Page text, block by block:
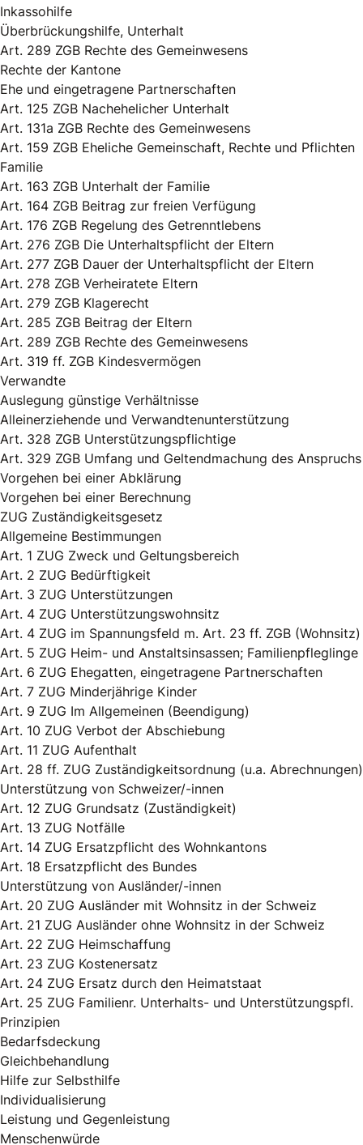
Inkassohilfe
Überbrückungshilfe, Unterhalt
Art. 289 ZGB Rechte des Gemeinwesens
Rechte der Kantone
Ehe und eingetragene Partnerschaften
Art. 125 ZGB Nachehelicher Unterhalt
Art. 131a ZGB Rechte des Gemeinwesens
Art. 159 ZGB Eheliche Gemeinschaft, Rechte und Pflichten
Familie
Art. 163 ZGB Unterhalt der Familie
Art. 164 ZGB Beitrag zur freien Verfügung
Art. 176 ZGB Regelung des Getrenntlebens
Art. 276 ZGB Die Unterhaltspflicht der Eltern
Art. 277 ZGB Dauer der Unterhaltspflicht der Eltern
Art. 278 ZGB Verheiratete Eltern
Art. 279 ZGB Klagerecht
Art. 285 ZGB Beitrag der Eltern
Art. 289 ZGB Rechte des Gemeinwesens
Art. 319 ff. ZGB Kindesvermögen
Verwandte
Auslegung günstige Verhältnisse
Alleinerziehende und Verwandtenunterstützung
Art. 328 ZGB Unterstützungspflichtige
Art. 329 ZGB Umfang und Geltendmachung des Anspruchs
Vorgehen bei einer Abklärung
Vorgehen bei einer Berechnung
ZUG Zuständigkeitsgesetz
Allgemeine Bestimmungen
Art. 1 ZUG Zweck und Geltungsbereich
Art. 2 ZUG Bedürftigkeit
Art. 3 ZUG Unterstützungen
Art. 4 ZUG Unterstützungswohnsitz
Art. 4 ZUG im Spannungsfeld m. Art. 23 ff. ZGB (Wohnsitz)
Art. 5 ZUG Heim- und Anstaltsinsassen; Familienpfleglinge
Art. 6 ZUG Ehegatten, eingetragene Partnerschaften
Art. 7 ZUG Minderjährige Kinder
Art. 9 ZUG Im Allgemeinen (Beendigung)
Art. 10 ZUG Verbot der Abschiebung
Art. 11 ZUG Aufenthalt
Art. 28 ff. ZUG Zuständigkeitsordnung (u.a. Abrechnungen)
Unterstützung von Schweizer/-innen
Art. 12 ZUG Grundsatz (Zuständigkeit)
Art. 13 ZUG Notfälle
Art. 14 ZUG Ersatzpflicht des Wohnkantons
Art. 18 Ersatzpflicht des Bundes
Unterstützung von Ausländer/-innen
Art. 20 ZUG Ausländer mit Wohnsitz in der Schweiz
Art. 21 ZUG Ausländer ohne Wohnsitz in der Schweiz
Art. 22 ZUG Heimschaffung
Art. 23 ZUG Kostenersatz
Art. 24 ZUG Ersatz durch den Heimatstaat
Art. 25 ZUG Familienr. Unterhalts- und Unterstützungspfl.
Prinzipien
Bedarfsdeckung
Gleichbehandlung
Hilfe zur Selbsthilfe
Individualisierung
Leistung und Gegenleistung
Menschenwürde